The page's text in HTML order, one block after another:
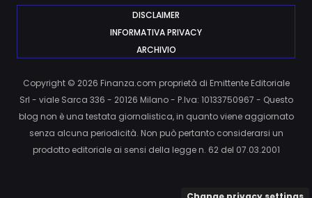
DISCLAIMER
INFORMATIVA PRIVACY
ARCHIVIO
Copyright © 2026 Finanza.com proprietà di Emittente Editoriale
Srl - viale Sarca 336 - 20126 Milano - P.Iva: 10133750967 - Questo
blog non è una testata giornalistica, in quanto viene aggiornato
senza alcuna periodicità. Non può pertanto considerarsi un
prodotto editoriale ai sensi della legge n. 62 del 07.03.2001